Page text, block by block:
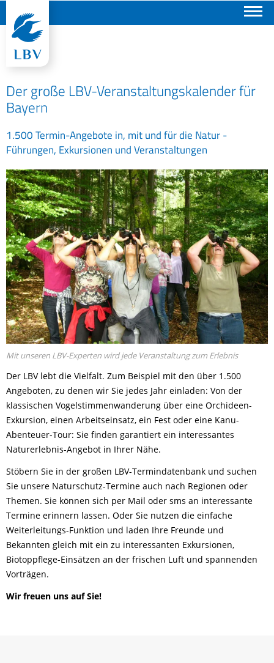
Der große LBV-Veranstaltungskalender für
Bayern
1.500 Termin-Angebote in, mit und für die Natur -
Führungen, Exkursionen und Veranstaltungen
Mit unseren LBV-Experten wird jede Veranstaltung zum Erlebnis
Der LBV lebt die Vielfalt. Zum Beispiel mit den über 1.500
Angeboten, zu denen wir Sie jedes Jahr einladen: Von der
klassischen Vogelstimmenwanderung über eine Orchideen-
Exkursion, einen Arbeitseinsatz, ein Fest oder eine Kanu-
Abenteuer-Tour: Sie finden garantiert ein interessantes
Naturerlebnis-Angebot in Ihrer Nähe.
Stöbern Sie in der großen LBV-Termindatenbank und suchen
Sie unsere Naturschutz-Termine auch nach Regionen oder
Themen. Sie können sich per Mail oder sms an interessante
Termine erinnern lassen. Oder Sie nutzen die einfache
Weiterleitungs-Funktion und laden Ihre Freunde und
Bekannten gleich mit ein zu interessanten Exkursionen,
Biotoppflege-Einsätzen an der frischen Luft und spannenden
Vorträgen.
Wir freuen uns auf Sie!